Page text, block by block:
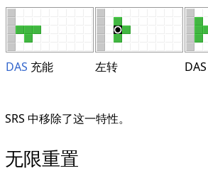
DAS 充能 左转
SRS 中移除了这一特性。
无限重置